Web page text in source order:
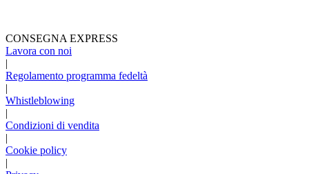
CONSEGNA EXPRESS
Lavora con noi
|
Regolamento programma fedeltà
|
Whistleblowing
|
Condizioni di vendita
|
Cookie policy
|